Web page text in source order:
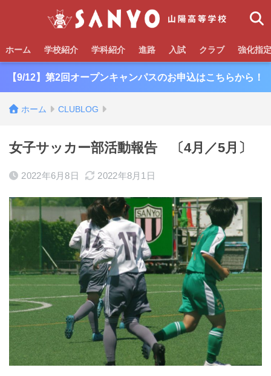
ホーム 学校紹介 学科紹介 進路 入試 クラブ 強化指
【9/12】第2回オープンキャンパスのお申込はこちらから！
ホーム CLUBLOG
女子サッカー部活動報告 〔4月／5月〕
2022年6月8日 2022年8月1日